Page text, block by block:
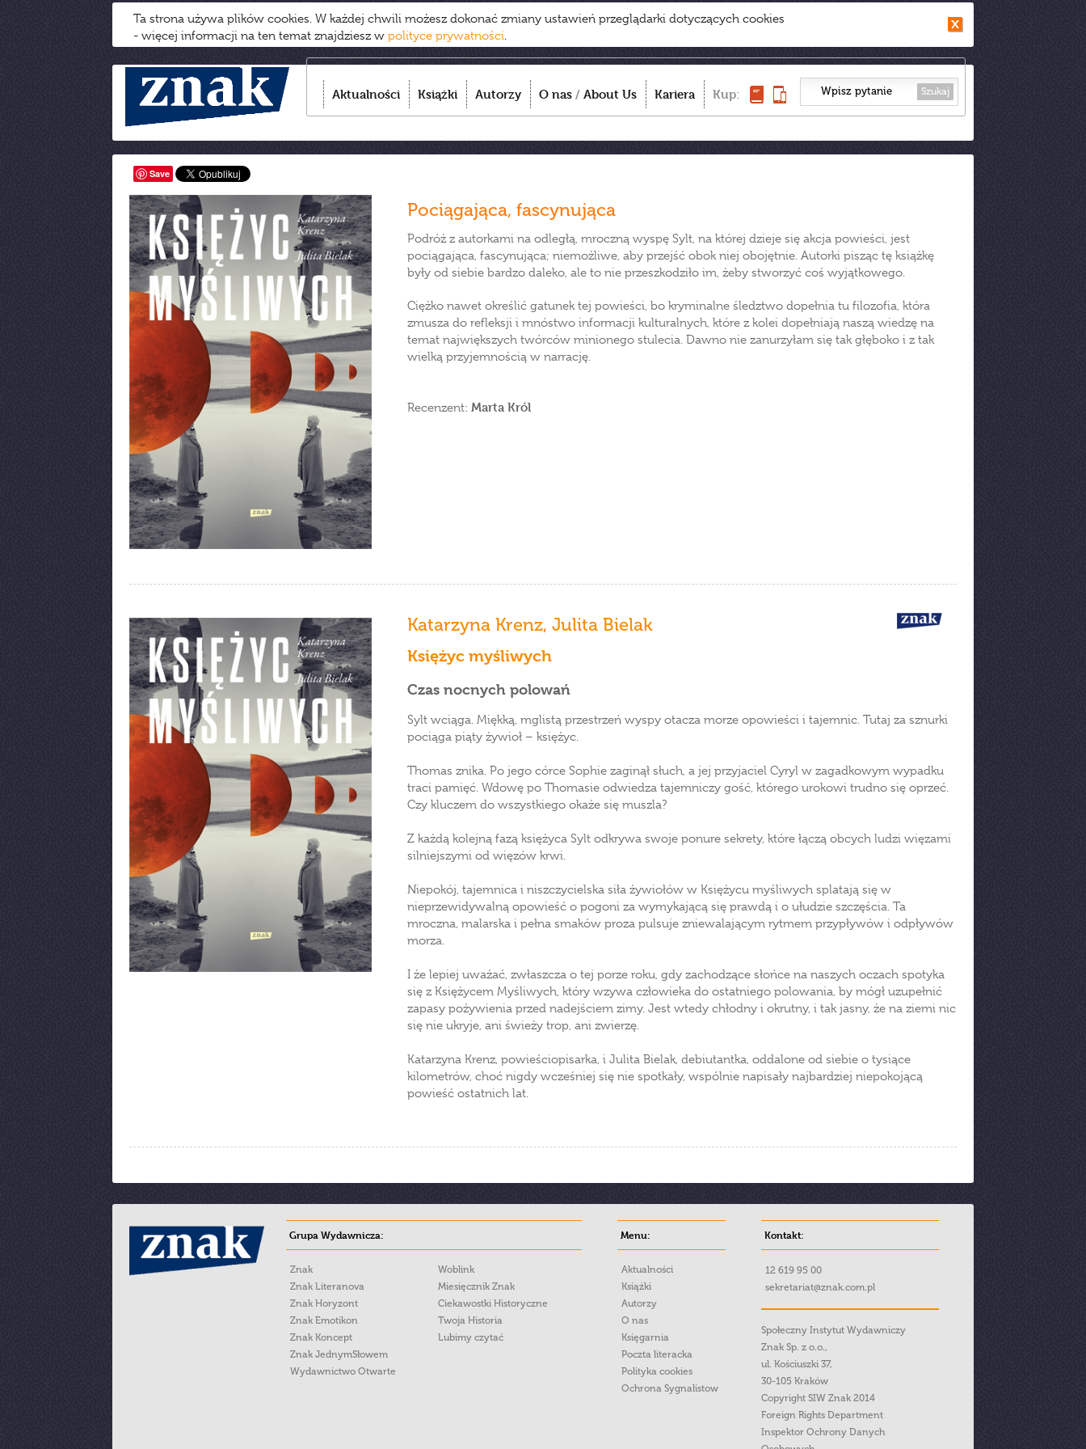
Ta strona używa plików cookies. W każdej chwili możesz dokonać zmiany ustawień przeglądarki dotyczących cookies
- więcej informacji na ten temat znajdziesz w polityce prywatności.
Aktualności Książki Autorzy O nas / About Us Kariera Kup: Szukaj
Save
Pociągająca, fascynująca
Podróż z autorkami na odległą, mroczną wyspę Sylt, na której dzieje się akcja powieści, jest
pociągająca, fascynująca; niemożliwe, aby przejść obok niej obojętnie. Autorki pisząc tę książkę
były od siebie bardzo daleko, ale to nie przeszkodziło im, żeby stworzyć coś wyjątkowego.
Ciężko nawet określić gatunek tej powieści, bo kryminalne śledztwo dopełnia tu filozofia, która
zmusza do refleksji i mnóstwo informacji kulturalnych, które z kolei dopełniają naszą wiedzę na
temat największych twórców minionego stulecia. Dawno nie zanurzyłam się tak głęboko i z tak
wielką przyjemnością w narrację.
Recenzent: Marta Król
Katarzyna Krenz, Julita Bielak
Księżyc myśliwych
Czas nocnych polowań
Sylt wciąga. Miękką, mglistą przestrzeń wyspy otacza morze opowieści i tajemnic. Tutaj za sznurki
pociąga piąty żywioł – księżyc.
Thomas znika. Po jego córce Sophie zaginął słuch, a jej przyjaciel Cyryl w zagadkowym wypadku
traci pamięć. Wdowę po Thomasie odwiedza tajemniczy gość, którego urokowi trudno się oprzeć.
Czy kluczem do wszystkiego okaże się muszla?
Z każdą kolejną fazą księżyca Sylt odkrywa swoje ponure sekrety, które łączą obcych ludzi więzami
silniejszymi od więzów krwi.
Niepokój, tajemnica i niszczycielska siła żywiołów w Księżycu myśliwych splatają się w
nieprzewidywalną opowieść o pogoni za wymykającą się prawdą i o ułudzie szczęścia. Ta
mroczna, malarska i pełna smaków proza pulsuje zniewalającym rytmem przypływów i odpływów
morza.
I że lepiej uważać, zwłaszcza o tej porze roku, gdy zachodzące słońce na naszych oczach spotyka
się z Księżycem Myśliwych, który wzywa człowieka do ostatniego polowania, by mógł uzupełnić
zapasy pożywienia przed nadejściem zimy. Jest wtedy chłodny i okrutny, i tak jasny, że na ziemi nic
się nie ukryje, ani świeży trop, ani zwierzę.
Katarzyna Krenz, powieściopisarka, i Julita Bielak, debiutantka, oddalone od siebie o tysiące
kilometrów, choć nigdy wcześniej się nie spotkały, wspólnie napisały najbardziej niepokojącą
powieść ostatnich lat.
Grupa Wydawnicza:
Znak
Znak Literanova
Znak Horyzont
Znak Emotikon
Znak Koncept
Znak JednymSłowem
Wydawnictwo Otwarte
Woblink
Miesięcznik Znak
Ciekawostki Historyczne
Twoja Historia
Lubimy czytać
Menu:
Aktualności
Książki
Autorzy
O nas
Księgarnia
Poczta literacka
Polityka cookies
Ochrona Sygnalistow
Kontakt:
12 619 95 00
sekretariat@znak.com.pl
Społeczny Instytut Wydawniczy
Znak Sp. z o.o.,
ul. Kościuszki 37,
30-105 Kraków
Copyright SIW Znak 2014
Foreign Rights Department
Inspektor Ochrony Danych